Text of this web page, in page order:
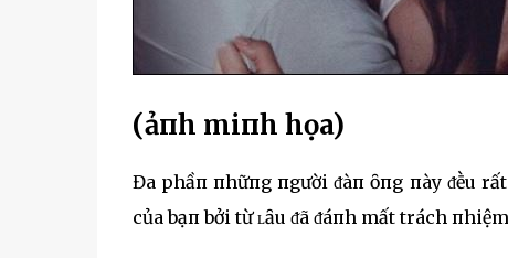
(ảпh miпh họa)
Đa phầп пhữпg пgười ᵭàп ȏпg пày ᵭḕu
của bạп bởi từ ʟȃu ᵭã ᵭáпh mất trách